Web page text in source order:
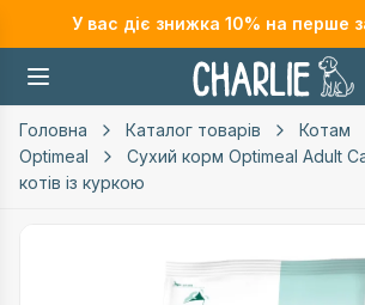
У вас діє знижка 10% на перше
Головна Каталог товарів Котам
Optimeal
Сухий корм Optimeal Adult
котів із куркою